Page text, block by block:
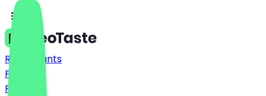
Restaurants
Preise
FAQ